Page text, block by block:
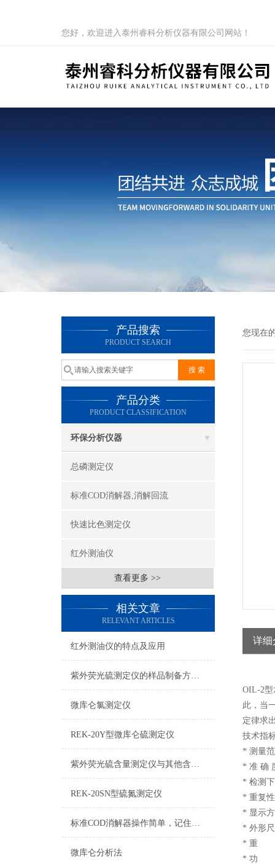
您好，欢迎进入泰州睿科分析仪器有限公司网站！
产品搜索
PRODUCT SEARCH
产品分类
PRODUCT CLASSIFICATION
环保分析仪器
总磷测定仪
标准COD消解器,消解回流
快速比色测定仪
红外测油仪
查看更多 >>
相关文章
RELEVANT ARTICLES
红外测油仪的特点及应用
紫外荧光硫测定仪的样品制备方法有哪些
微库仑氯测定仪
REK-20Y型微库仑硫测定仪
紫外荧光硫含量测定仪与其他含硫分析方法的比较研究
REK-20SN型硫氮测定仪
标准COD消解器操作简单，记住这几步即可！
微库仑分析法
您现在
详细
OIL-2型
此，当
定律求
技术指
* 测量
* 准 确
* 检测
* 重复
* 显示
* 外形
* 重
* 功